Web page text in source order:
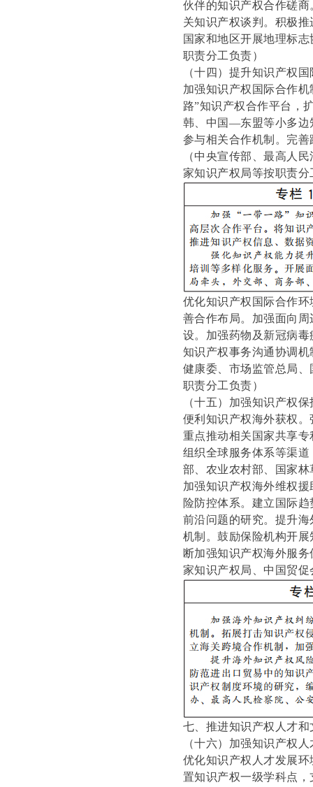
伙伴的知识产权合作磋
关知识产权谈判。积极
国家和地区开展地理标
职责分工负责）
（十四）提升知识产权
加强知识产权国际合作
路”知识产权合作平台，
韩、中国—东盟等小多边
参与相关合作机制。完
（中央宣传部、最高人
家知识产权局等按职责分
优化知识产权国际合作
善合作布局。加强面向
设。加强药物及新冠病
知识产权事务沟通协调机
健康委、市场监管总局
职责分工负责）
（十五）加强知识产权
便利知识产权海外获权
重点推动相关国家共享
组织全球服务体系等渠
部、农业农村部、国家
加强知识产权海外维权
险防控体系。建立国际
前沿问题的研究。提升
机制。鼓励保险机构开
断加强知识产权海外服
家知识产权局、中国贸
七、推进知识产权人才
（十六）加强知识产权
优化知识产权人才发展
置知识产权一级学科点